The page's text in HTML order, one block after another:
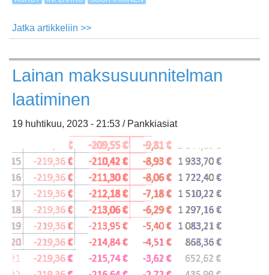
Jatka artikkeliin >>
ja
sen
Lainan maksusuunnitelman
laatiminen
19 huhtikuu, 2023 - 21:53 / Pankkiasiat